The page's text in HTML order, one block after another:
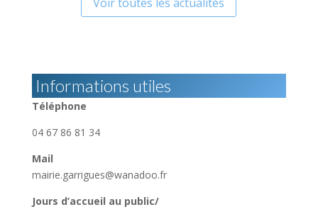
Informations utiles
Téléphone
04 67 86 81 34
Mail
mairie.garrigues@wanadoo.fr
Jours d’accueil au public/